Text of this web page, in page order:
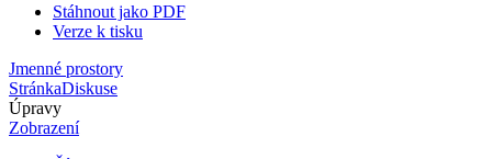
Stáhnout jako PDF
Verze k tisku
Jmenné prostory
StránkaDiskuse
Úpravy
Zobrazení